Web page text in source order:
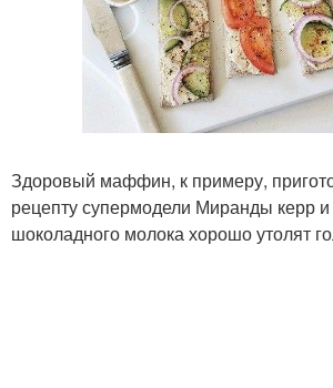
Здоровый маффин, к примеру,
рецепту супермодели Миранды керр и
шоколадного молока хорошо утолят